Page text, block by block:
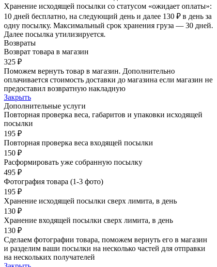
Хранение исходящей посылки со статусом «ожидает оплаты»:
10 дней бесплатно, на следующий день и далее 130 ₽ в день за
одну посылку. Максимальный срок хранения груза — 30 дней.
Далее посылка утилизируется.
Возвраты
Возврат товара в магазин
325 ₽
Поможем вернуть товар в магазин. Дополнительно
оплачивается стоимость доставки до магазина если магазин не
предоставил возвратную накладную
Закрыть
Дополнительные услуги
Повторная проверка веса, габаритов и упаковки исходящей
посылки
195 ₽
Повторная проверка веса входящей посылки
150 ₽
Расформировать уже собранную посылку
495 ₽
Фотография товара (1-3 фото)
195 ₽
Хранение исходящей посылки сверх лимита, в день
130 ₽
Хранение входящей посылки сверх лимита, в день
130 ₽
Сделаем фотографии товара, поможем вернуть его в магазин
и разделим ваши посылки на несколько частей для отправки
на нескольких получателей